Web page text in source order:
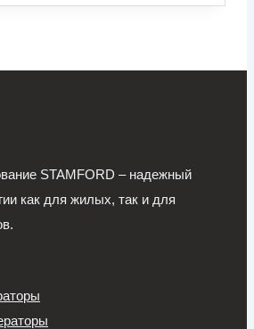
STAMFORD – надежный
как для жилых, так и для